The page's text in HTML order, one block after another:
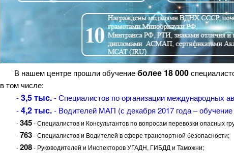
В нашем центре прошли обучениеболее 18 000
в том числе:
-3,5 тыс.- Специалистов по организации международных
-4,2 тыс.- Водителей МАП (с декабря 2017 года –
-345- Специалистов и Консультантов по вопросам перевозки опасных
-763- Специалистов и Водителей в сфере транспортной безопасности;
-208- Руководителей и Инспекторов УГАДН, ГИБДД и Таможни;